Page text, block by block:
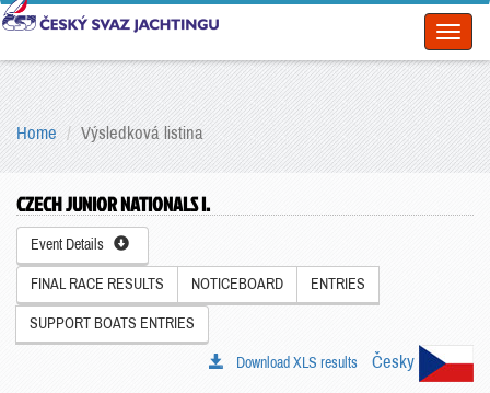
Home Výsledková listina
CZECH JUNIOR NATIONALS I.
Event Details
FINAL RACE RESULTS NOTICEBOARD ENTRIES
SUPPORT BOATS ENTRIES
Česky
Download XLS results